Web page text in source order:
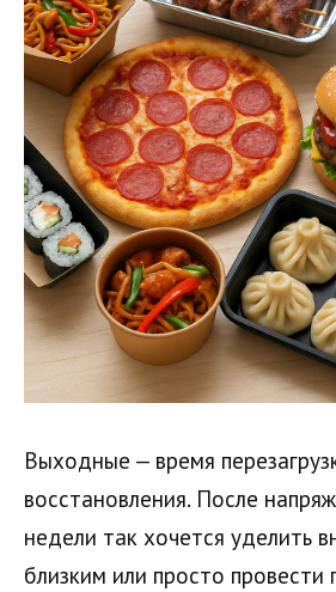
Выходные — время
восстановления. После
недели так хочется уделить
близким или просто провести